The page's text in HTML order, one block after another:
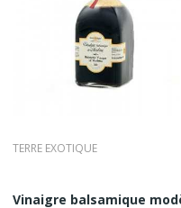
TERRE EXOTIQUE
Vinaigre balsamique